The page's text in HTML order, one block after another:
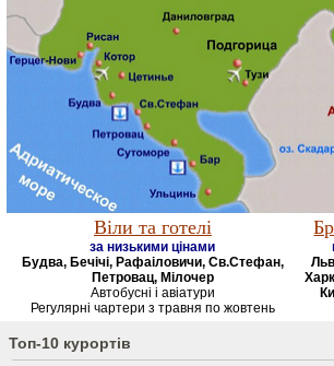
Віли та готелі
за низькими цінами
Будва, Бечічі, Рафаіловичи, Св.Стефан,
Петровац, Мілочер
Автобусні і авіатури
Регулярні чартери з травня по жовтень
Топ-10 курортів